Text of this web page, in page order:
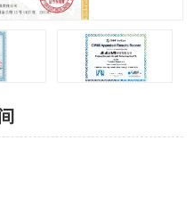
ISO14001认证
OHSAS18001认证